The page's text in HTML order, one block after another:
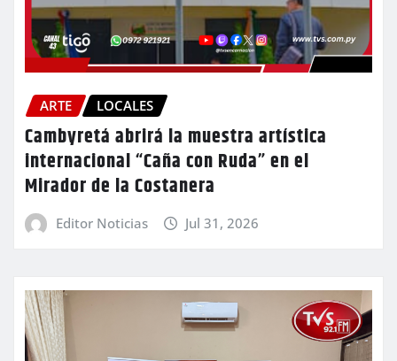
ARTE LOCALES
Cambyretá abrirá la muestra artística
internacional “Caña con Ruda” en el
Mirador de la Costanera
Editor Noticias Jul 31, 2026